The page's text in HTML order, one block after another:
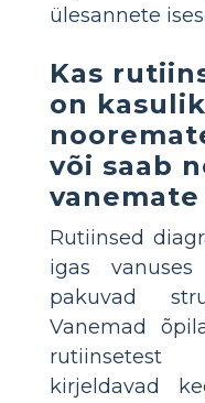
ülesannete
Kas
on
või saab
Rutiinsed
igas
pakuvad
Vanemad
rutiinsetest
kirjeldavad